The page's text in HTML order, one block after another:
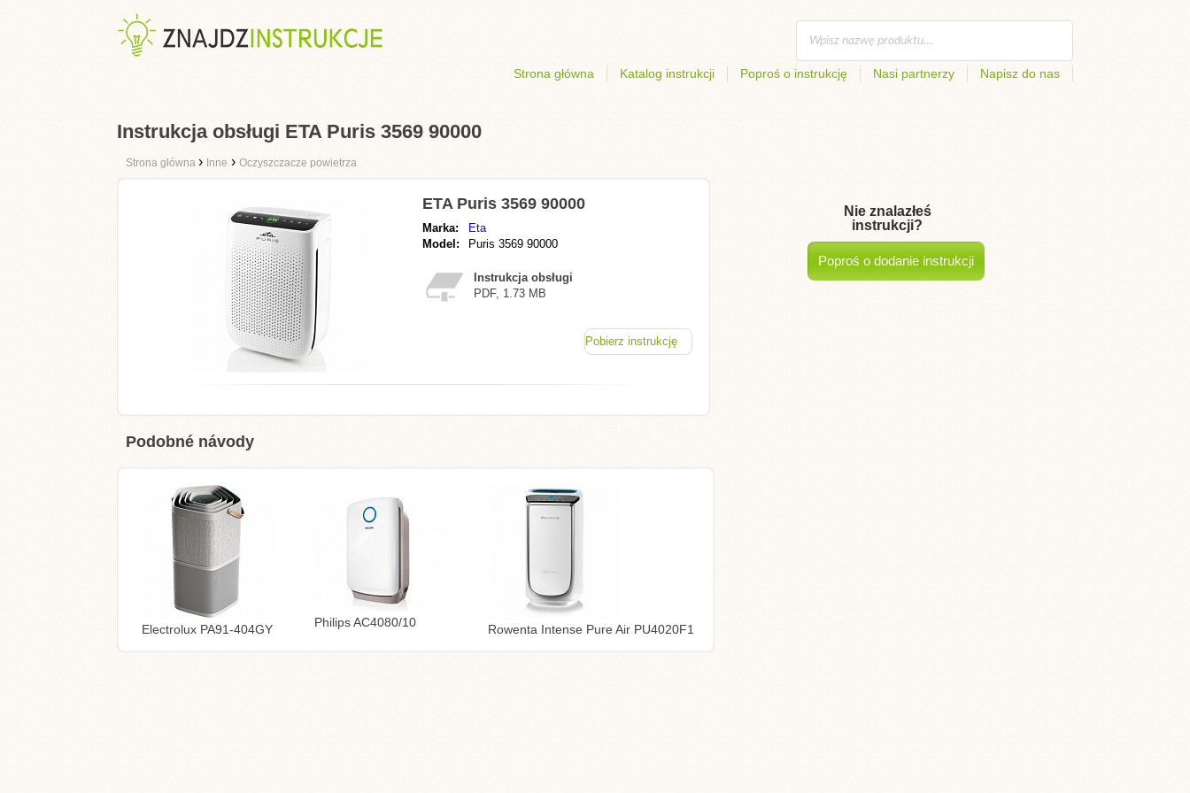
Strona główna Katalog instrukcji Poproś o instrukcję Nasi partnerzy Napisz do nas
Instrukcja obsługi ETA Puris 3569 90000
Strona główna › Inne › Oczyszczacze powietrza
ETA Puris 3569 90000
Marka:
Eta
Model:
Puris 3569 90000
Instrukcja obsługi
PDF, 1.73 MB
Pobierz instrukcję
Podobné návody
Electrolux PA91-404GY Philips AC4080/10 Rowenta Intense Pure Air PU4020F1
Nie znalazłeś
instrukcji?
Poproś o dodanie instrukcji